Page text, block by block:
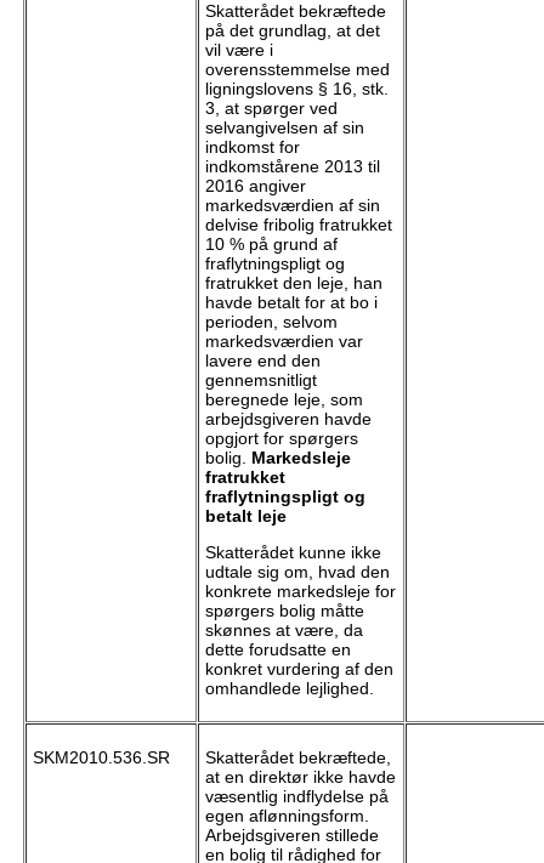
Skatterådet bekræftede
på det grundlag, at det
vil være i
overensstemmelse med
ligningslovens § 16, stk.
3, at spørger ved
selvangivelsen af sin
indkomst for
indkomstårene 2013 til
2016 angiver
markedsværdien af sin
delvise fribolig fratrukket
10 % på grund af
fraflytningspligt og
fratrukket den leje, han
havde betalt for at bo i
perioden, selvom
markedsværdien var
lavere end den
gennemsnitligt
beregnede leje, som
arbejdsgiveren havde
opgjort for spørgers
bolig. Markedsleje
fratrukket
fraflytningspligt og
betalt leje
Skatterådet kunne ikke
udtale sig om, hvad den
konkrete markedsleje for
spørgers bolig måtte
skønnes at være, da
dette forudsatte en
konkret vurdering af den
omhandlede lejlighed.
SKM2010.536.SR
Skatterådet bekræftede,
at en direktør ikke havde
væsentlig indflydelse på
egen aflønningsform.
Arbejdsgiveren stillede
en bolig til rådighed for